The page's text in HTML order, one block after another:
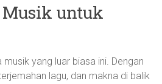
untuk
yang luar biasa ini. Dengan
lagu, dan makna di balik